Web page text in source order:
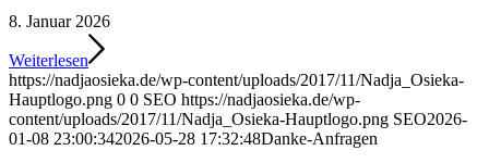
8. Januar 2026
Weiterlesen
https://nadjaosieka.de/wp-content/uploads/2017/11/Nadja_Osieka-
Hauptlogo.png 0 0 SEO https://nadjaosieka.de/wp-
content/uploads/2017/11/Nadja_Osieka-Hauptlogo.png SEO2026-
01-08 23:00:342026-05-28 17:32:48Danke-Anfragen